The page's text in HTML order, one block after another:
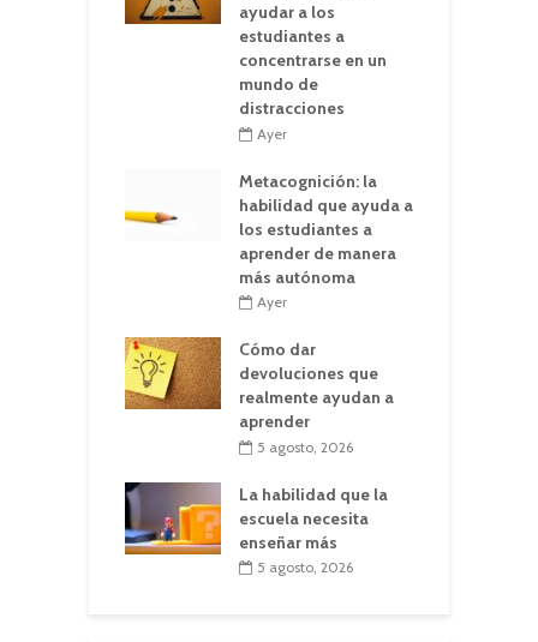
ayudar a los
estudiantes a
concentrarse en un
mundo de
distracciones
Ayer
Metacognición: la
habilidad que ayuda a
los estudiantes a
aprender de manera
más autónoma
Ayer
Cómo dar
devoluciones que
realmente ayudan a
aprender
5 agosto, 2026
La habilidad que la
escuela necesita
enseñar más
5 agosto, 2026